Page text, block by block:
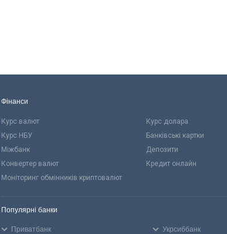
Фінанси
Курс валют Курс долара
Курс НБУ
Банківські картки
Міжбанк
Депозити
Конвертер валют
Кредит онлайн
Моніторинг обмінників криптовалют
Популярні банки
Приватбанк Укрсиббанк